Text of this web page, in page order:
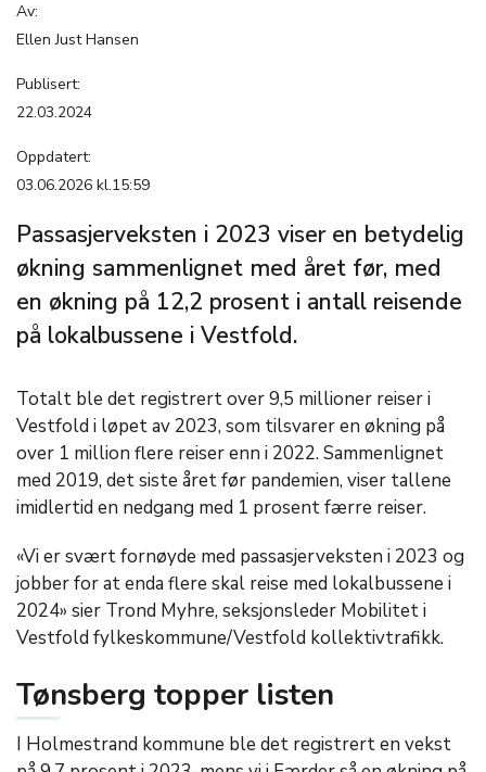
Av:
Ellen Just Hansen
Publisert:
22.03.2024
Oppdatert:
03.06.2026 kl.15:59
Passasjerveksten i 2023 viser en betydelig
økning sammenlignet med året før, med
en økning på 12,2 prosent i antall reisende
på lokalbussene i Vestfold.
Totalt ble det registrert over 9,5 millioner reiser i
Vestfold i løpet av 2023, som tilsvarer en økning på
over 1 million flere reiser enn i 2022. Sammenlignet
med 2019, det siste året før pandemien, viser tallene
imidlertid en nedgang med 1 prosent færre reiser.
«Vi er svært fornøyde med passasjerveksten i 2023 og
jobber for at enda flere skal reise med lokalbussene i
2024» sier Trond Myhre, seksjonsleder Mobilitet i
Vestfold fylkeskommune/Vestfold kollektivtrafikk.
Tønsberg topper listen
I Holmestrand kommune ble det registrert en vekst